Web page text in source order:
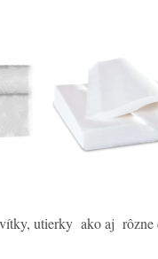
utierky ako aj rôzne